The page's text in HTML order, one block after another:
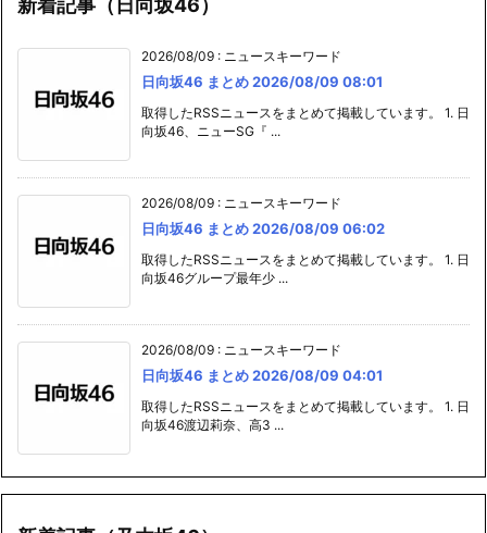
新着記事（日向坂46）
2026/08/09 : ニュースキーワード
日向坂46 まとめ 2026/08/09 08:01
取得したRSSニュースをまとめて掲載しています。 1. 日
向坂46、ニューSG『 ...
2026/08/09 : ニュースキーワード
日向坂46 まとめ 2026/08/09 06:02
取得したRSSニュースをまとめて掲載しています。 1. 日
向坂46グループ最年少 ...
2026/08/09 : ニュースキーワード
日向坂46 まとめ 2026/08/09 04:01
取得したRSSニュースをまとめて掲載しています。 1. 日
向坂46渡辺莉奈、高3 ...